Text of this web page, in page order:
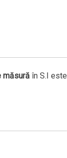
măsurăîn S.I este